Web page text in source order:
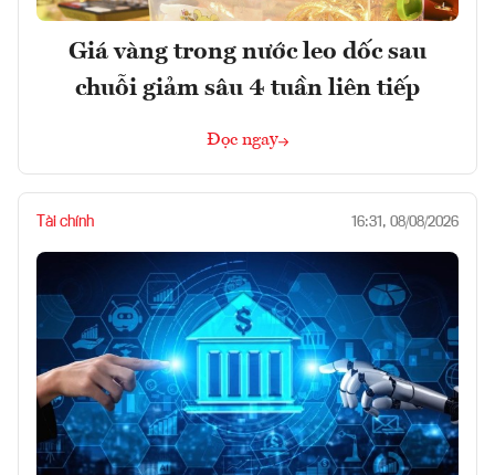
Giá vàng trong nước leo dốc sau
chuỗi giảm sâu 4 tuần liên tiếp
Đọc ngay
Tài chính 16:31, 08/08/2026